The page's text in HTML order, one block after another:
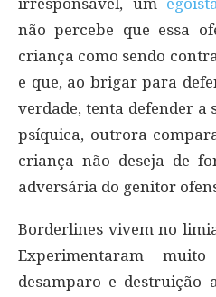
não percebe que essa
criança como sendo
e que, ao brigar para
verdade, tenta defender
psíquica, outrora
criança não deseja de
adversária do genitor
Borderlines vivem no
Experimentaram
desamparo e destruição